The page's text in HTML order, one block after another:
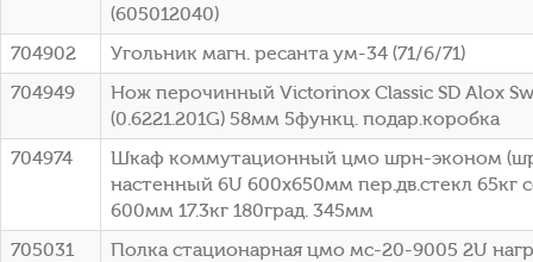
(605012040)
704902
Угольник магн. ресанта ум-34 (71/6/71)
704949
Нож перочинный Victorinox Classic SD Alox
(0.6221.201G) 58мм 5функц. подар.коробка
704974
Шкаф коммутационный цмо шрн-эконом
настенный 6U 600x650мм пер.дв.стекл 65кг
600мм 17.3кг 180град. 345мм
705031
Полка стационарная цмо мс-20-9005 2U